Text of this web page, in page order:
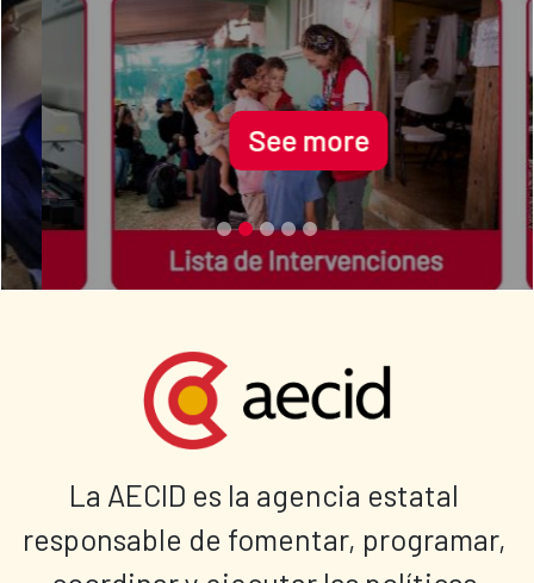
See more
La AECID es la agencia estatal
responsable de fomentar, programar,